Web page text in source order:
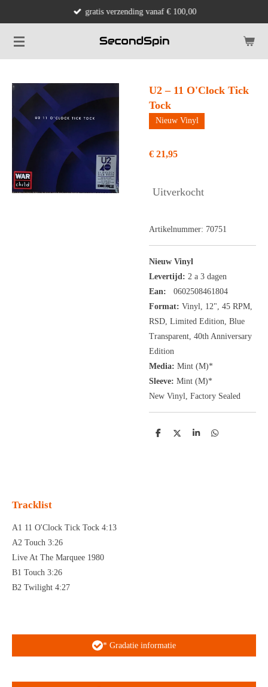
naar
de
gratis verzending vanaf € 100,00
U2 – 11 O'Clock Tick
Tock
Nieuw Vinyl
€ 21,95
Uitverkocht
Artikelnummer: 70751
Nieuw Vinyl
Levertijd: 2 a 3 dagen
Ean: 0602508461804
Format: Vinyl, 12", 45 RPM,
RSD, Limited Edition, Blue
Transparent, 40th Anniversary
Edition
Media: Mint (M)*
Sleeve: Mint (M)*
New Vinyl, Factory Sealed
D
D
S
D
Tracklist
A1 11 O'Clock Tick Tock 4:13
A2 Touch 3:26
Live At The Marquee 1980
B1 Touch 3:26
B2 Twilight 4:27
* Gradatie informatie